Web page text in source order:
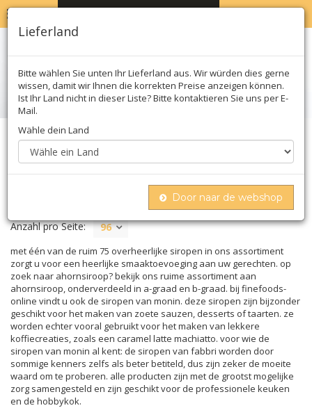
Anzahl pro Seite: 96
met één van de ruim 75 overheerlijke siropen in ons assortiment
zorgt u voor een heerlijke smaaktoevoeging aan uw gerechten. op
zoek naar ahornsiroop? bekijk ons ruime assortiment aan
ahornsiroop, onderverdeeld in a-graad en b-graad. bij finefoods-
online vindt u ook de siropen van monin. deze siropen zijn bijzonder
geschikt voor het maken van zoete sauzen, desserts of taarten. ze
worden echter vooral gebruikt voor het maken van lekkere
koffiecreaties, zoals een caramel latte machiatto. voor wie de
siropen van monin al kent: de siropen van fabbri worden door
sommige kenners zelfs als beter betiteld, dus zijn zeker de moeite
waard om te proberen. alle producten zijn met de grootst mogelijke
zorg samengesteld en zijn geschikt voor de professionele keuken
en de hobbykok.
Lieferland
Bitte wählen Sie unten Ihr Lieferland aus. Wir würden dies gerne
wissen, damit wir Ihnen die korrekten Preise anzeigen können.
Ist Ihr Land nicht in dieser Liste? Bitte kontaktieren Sie uns per E-
Mail.
Wähle dein Land
Door naar de webshop